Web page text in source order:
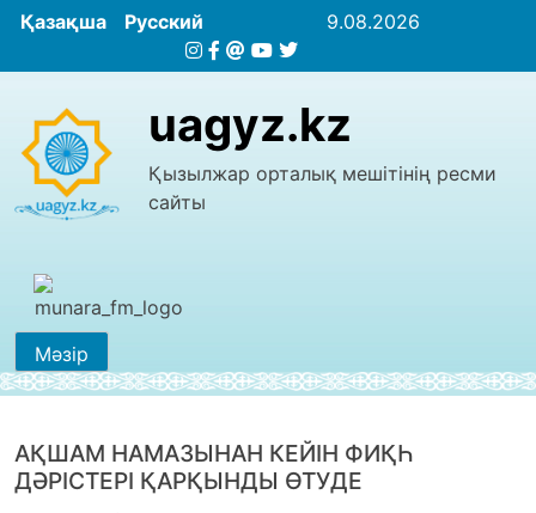
Қазақша Русский 9.08.2026
uagyz.kz
Қызылжар орталық мешітінің ресми
сайты
Мәзір
АҚШАМ НАМАЗЫНАН КЕЙІН ФИҚҺ
ДӘРІСТЕРІ ҚАРҚЫНДЫ ӨТУДЕ